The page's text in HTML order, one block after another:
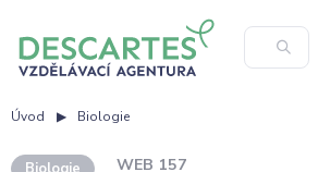
Úvod Biologie
WEB 157